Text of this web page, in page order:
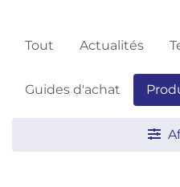
Tout Actualités
Guides d'achat